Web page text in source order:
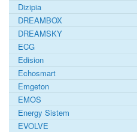
Dizipia
DREAMBOX
DREAMSKY
ECG
Edision
Echosmart
Emgeton
EMOS
Energy Sistem
EVOLVE